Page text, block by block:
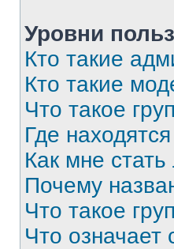
Уровни
Кто такие
Кто такие
Что такое
Где
Как мне
Почему
Что такое
Что